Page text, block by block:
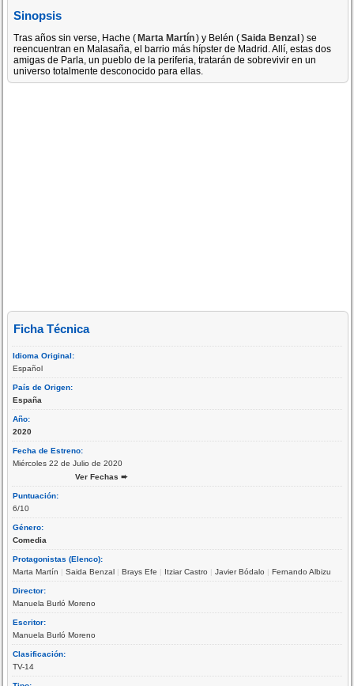
Sinopsis
Tras años sin verse, Hache (Marta Martín) y Belén (Saida Benzal) se
reencuentran en Malasaña, el barrio más hípster de Madrid. Allí, estas dos
amigas de Parla, un pueblo de la periferia, tratarán de sobrevivir en un
universo totalmente desconocido para ellas.
Ficha Técnica
Idioma Original:
Español
País de Origen:
España
Año:
2020
Fecha de Estreno:
Miércoles 22 de Julio de 2020
Ver Fechas ➨
Puntuación:
6/10
Género:
Comedia
Protagonistas (Elenco):
Marta Martín |Saida Benzal |Brays Efe | Itziar Castro |Javier Bódalo |Fernando Albizu
Director:
Manuela Burló Moreno
Escritor:
Manuela Burló Moreno
Clasificación:
TV-14